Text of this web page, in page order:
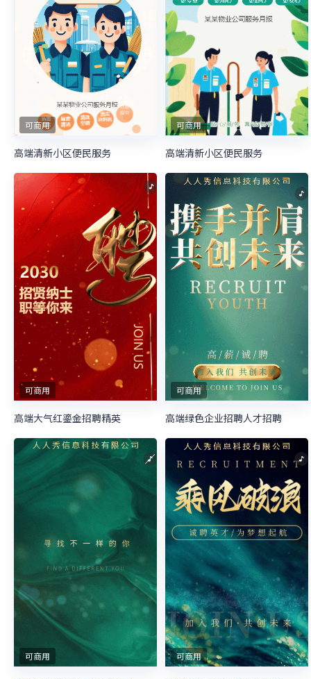
可商用
高端清新小区便民服务
可商用
高端清新小区便民服务
可商用
高端大气红鎏金招聘精英
可商用
高端绿色企业招聘人才招聘
可商用 可商用